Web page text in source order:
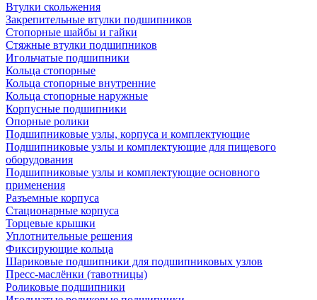
Втулки скольжения
Закрепительные втулки подшипников
Стопорные шайбы и гайки
Стяжные втулки подшипников
Игольчатые подшипники
Кольца стопорные
Кольца стопорные внутренние
Кольца стопорные наружные
Корпусные подшипники
Опорные ролики
Подшипниковые узлы, корпуса и комплектующие
Подшипниковые узлы и комплектующие для пищевого
оборудования
Подшипниковые узлы и комплектующие основного
применения
Разъемные корпуса
Стационарные корпуса
Торцевые крышки
Уплотнительные решения
Фиксирующие кольца
Шариковые подшипники для подшипниковых узлов
Пресс-маслёнки (тавотницы)
Роликовые подшипники